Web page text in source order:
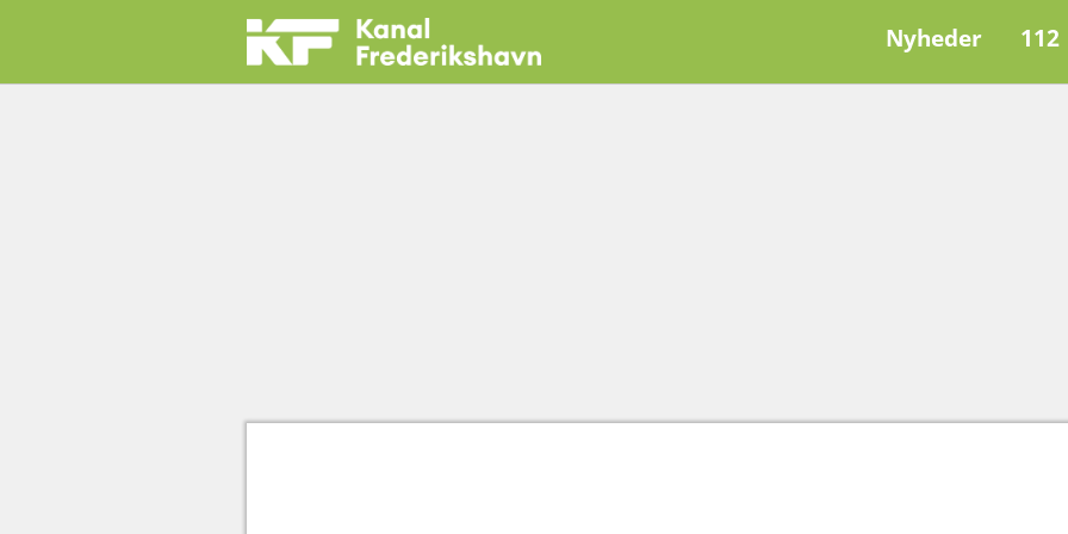
Nyheder 112